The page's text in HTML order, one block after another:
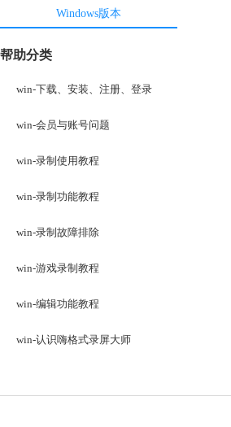
Windows版本
帮助分类
win-下载、安装、注册、登录
win-会员与账号问题
win-录制使用教程
win-录制功能教程
win-录制故障排除
win-游戏录制教程
win-编辑功能教程
win-认识嗨格式录屏大师